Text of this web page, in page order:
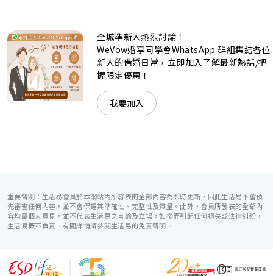
準新人的個性及預算﹔保證為您打造夢寐以求的特別日子，令
賓客永誌難忘！
全城準新人熱烈討論！
WeVow婚享同學會WhatsApp 群組集結各位
新人的備婚日常，立即加入了解最新熱話/把
握限定優惠！
我要加入
重要聲明：生活易會員於本網站內所發表的全部內容為即時更新，因此生活易不會預
先審查任何內容，並不會保證其準確性、完整性及質量。此外，會員所發表的全部內
容均屬個人意見，並不代表生活易之言論及立場。如從而引起任何損失或法律糾紛，
生活易概不負責。有關詳情請參閱生活易的免責聲明。